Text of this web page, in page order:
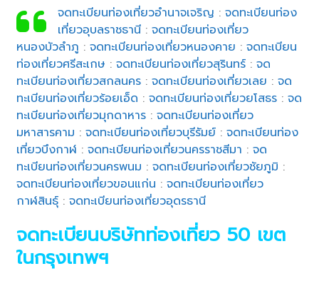
จดทะเบียนท่องเที่ยวอำนาจเจริญ : จดทะเบียนท่อง
เที่ยวอุบลราชธานี: จดทะเบียนท่องเที่ยว
หนองบัวลำภู :จดทะเบียนท่องเที่ยวหนองคาย :จดทะเบียน
ท่องเที่ยวศรีสะเกษ :จดทะเบียนท่องเที่ยวสุรินทร์ :จด
ทะเบียนท่องเที่ยวสกลนคร :จดทะเบียนท่องเที่ยวเลย :จด
ทะเบียนท่องเที่ยวร้อยเอ็ด :จดทะเบียนท่องเที่ยวยโสธร :จด
ทะเบียนท่องเที่ยวมุกดาหาร :จดทะเบียนท่องเที่ยว
มหาสารคาม :จดทะเบียนท่องเที่ยวบุรีรัมย์ :จดทะเบียนท่อง
เที่ยวบึงกาฬ :จดทะเบียนท่องเที่ยวนครราชสีมา :จด
ทะเบียนท่องเที่ยวนครพนม :จดทะเบียนท่องเที่ยวชัยภูมิ :
จดทะเบียนท่องเที่ยวขอนแก่น :จดทะเบียนท่องเที่ยว
กาฬสินธุ์ :จดทะเบียนท่องเที่ยวอุดรธานี
จดทะเบียนบริษัทท่องเที่ยว 50 เขต
ในกรุงเทพฯ